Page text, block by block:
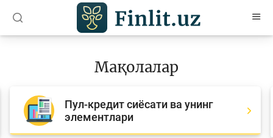
Барча мақолалар
Банк агентлари учун
Мақолалар
Пул-кредит сиёсати ва унинг
элементлари